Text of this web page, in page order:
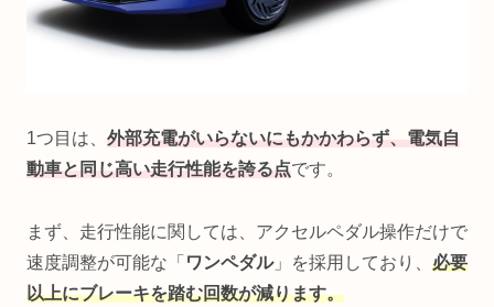
1つ目は、 外部充電がいらないにもかかわらず、電気自
動車と同じ高い走行性能を誇る点です。
まず、走行性能に関しては、アクセルペダル操作だけで
速度調整が可能な「 ワンペダル」を採用しており、 必要
以上にブレーキを踏む回数が減ります。